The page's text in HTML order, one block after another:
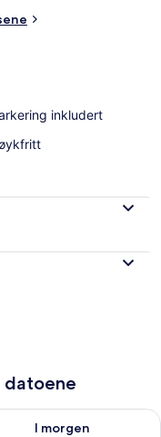
inkludert
datoene
- aug. 11
I morgen
tilgjengelighet for i